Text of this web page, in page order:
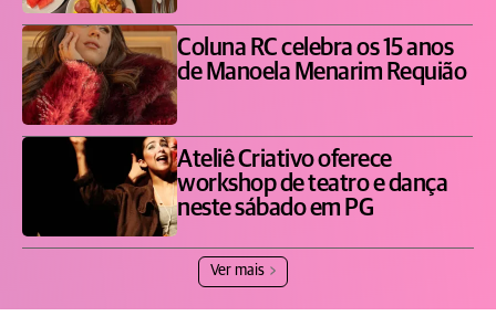
Coluna RC celebra os 15 anos
de Manoela Menarim Requião
Ateliê Criativo oferece
workshop de teatro e dança
neste sábado em PG
Ver mais